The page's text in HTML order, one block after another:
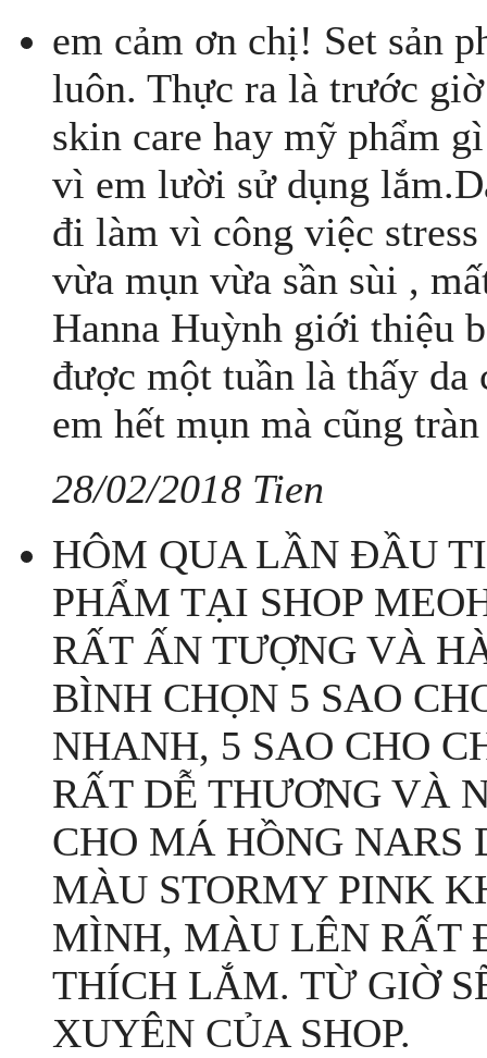
em cảm ơn chị! Set sản
luôn. Thực ra là trước
skin care hay mỹ phẩm
vì em lười sử dụng
đi làm vì công việc
vừa mụn vừa sần sùi ,
Hanna Huỳnh giới thiệu
được một tuần là thấy
em hết mụn mà cũng
28/02/2018 Tien
HÔM QUA LẦN ĐẦU
PHẨM TẠI SHOP
RẤT ẤN TƯỢNG VÀ
BÌNH CHỌN 5 SAO
NHANH, 5 SAO CHO
RẤT DỄ THƯƠNG VÀ
CHO MÁ HỒNG NARS
MÀU STORMY PINK
MÌNH, MÀU LÊN RẤT
THÍCH LẮM. TỪ GIỜ
XUYÊN CỦA SHOP.